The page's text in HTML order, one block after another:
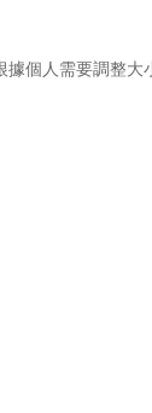
個人需要調整大